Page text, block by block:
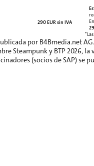
290 EUR sin IVA
por B4Bmedia.net
Steampunk y BTP
(socios de SAP) se